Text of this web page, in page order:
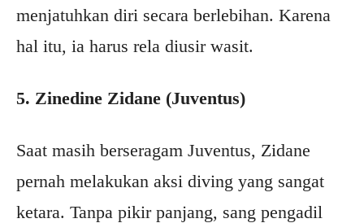
menjatuhkan diri secara berlebihan. Karena
hal itu, ia harus rela diusir wasit.
5. Zinedine Zidane (Juventus)
Saat masih berseragam Juventus, Zidane
pernah melakukan aksi diving yang sangat
ketara. Tanpa pikir panjang, sang pengadil